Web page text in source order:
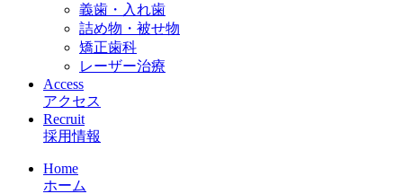
義歯・入れ歯
詰め物・被せ物
矯正歯科
レーザー治療
Access
アクセス
Recruit
採用情報
Home
ホーム